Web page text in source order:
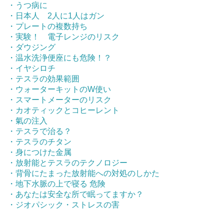
・うつ病に
・日本人 2人に1人はガン
・プレートの複数持ち
・実験！ 電子レンジのリスク
・ダウジング
・温水洗浄便座にも危険！？
・イヤシロチ
・テスラの効果範囲
・ウォーターキットのW使い
・スマートメーターのリスク
・カオティックとコヒーレント
・氣の注入
・テスラで治る？
・テスラのチタン
・身につけた金属
・放射能とテスラのテクノロジー
・背骨にたまった放射能への対処のしかた
・地下水脈の上で寝る 危険
・あなたは安全な所で眠ってますか？
・ジオパシック・ストレスの害